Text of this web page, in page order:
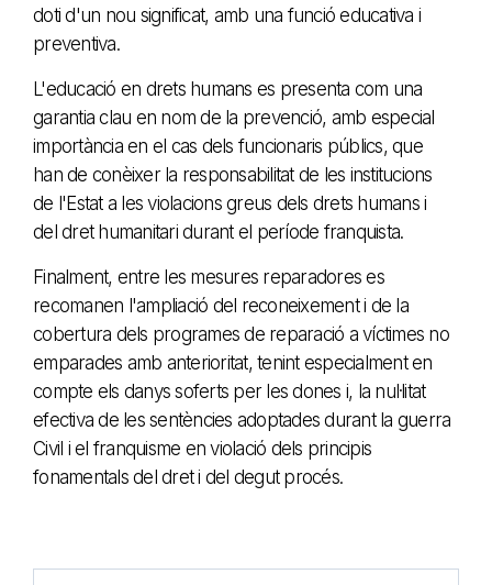
doti d'un nou significat, amb una funció educativa i
preventiva.
L'educació en drets humans es presenta com una
garantia clau en nom de la prevenció, amb especial
importància en el cas dels funcionaris públics, que
han de conèixer la responsabilitat de les institucions
de l'Estat a les violacions greus dels drets humans i
del dret humanitari durant el període franquista.
Finalment, entre les mesures reparadores es
recomanen l'ampliació del reconeixement i de la
cobertura dels programes de reparació a víctimes no
emparades amb anterioritat, tenint especialment en
compte els danys soferts per les dones i, la nul·litat
efectiva de les sentències adoptades durant la guerra
Civil i el franquisme en violació dels principis
fonamentals del dret i del degut procés.